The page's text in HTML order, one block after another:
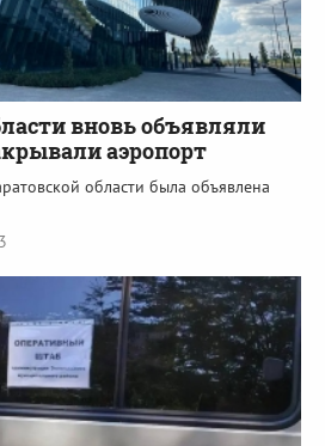
вновь объявляли
аэропорт
области была объявлена